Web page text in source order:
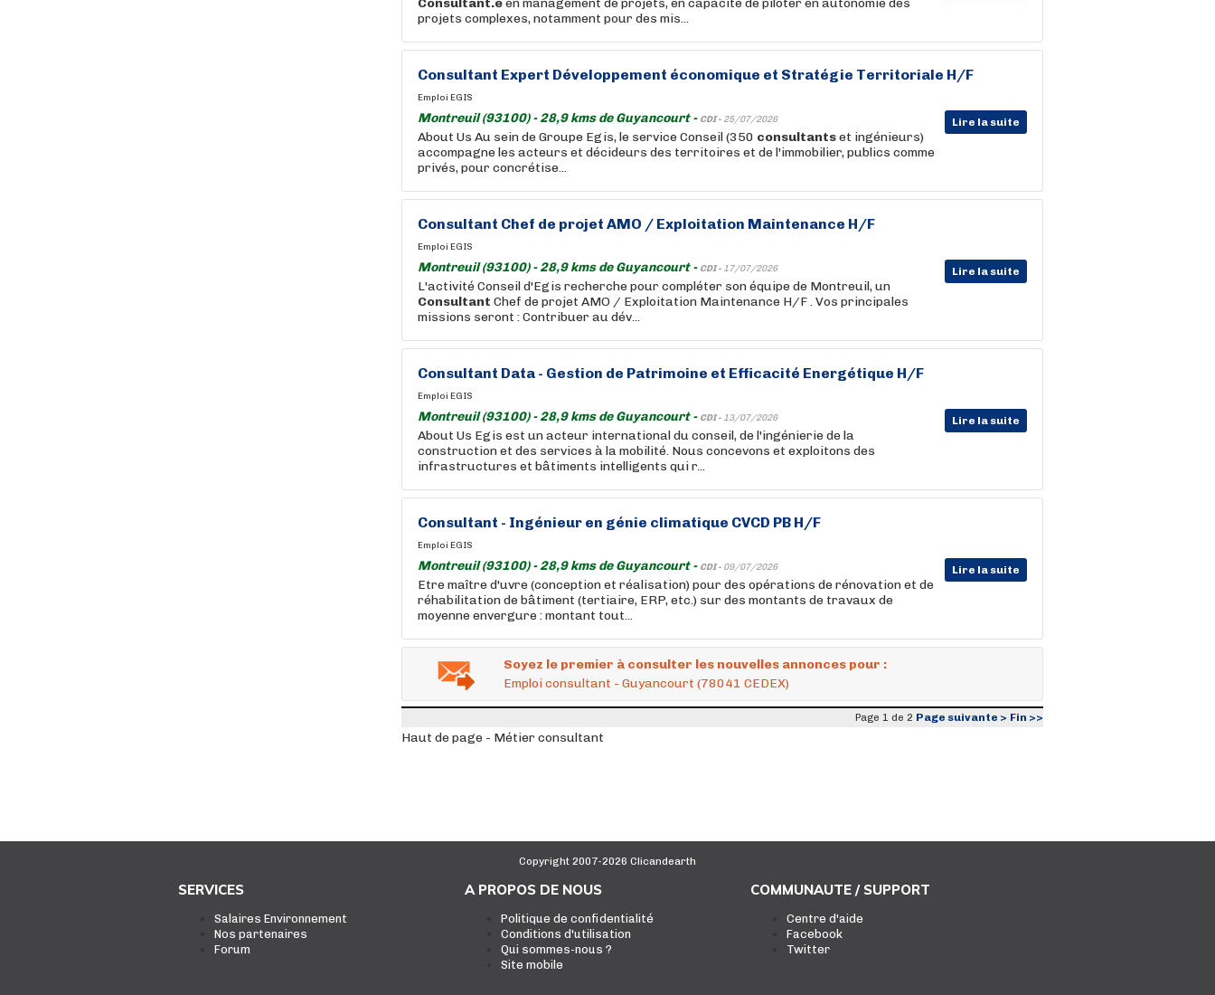
Consultant.een management de projets, en capacité de piloter en autonomie des
projets complexes, notamment pour des mis...
Consultant Expert Développement économique et Stratégie Territoriale H/F
Emploi EGIS
Montreuil (93100) - 28,9 kms de Guyancourt - CDI - 25/07/2026 Lire la suite
About Us Au sein de Groupe Egis, le service Conseil (350 consultantset ingénieurs)
accompagne les acteurs et décideurs des territoires et de l'immobilier, publics comme
privés, pour concrétise...
Consultant Chef de projet AMO / Exploitation Maintenance H/F
Emploi EGIS
Montreuil (93100) - 28,9 kms de Guyancourt - CDI - 17/07/2026 Lire la suite
L'activité Conseil d'Egis recherche pour compléter son équipe de Montreuil, un
Consultant Chef de projet AMO / Exploitation Maintenance H/F . Vos principales
missions seront : Contribuer au dév...
Consultant Data - Gestion de Patrimoine et Efficacité Energétique H/F
Emploi EGIS
Montreuil (93100) - 28,9 kms de Guyancourt - CDI - 13/07/2026 Lire la suite
About Us Egis est un acteur international du conseil, de l'ingénierie de la
construction et des services à la mobilité. Nous concevons et exploitons des
infrastructures et bâtiments intelligents qui r...
Consultant - Ingénieur en génie climatique CVCD PB H/F
Emploi EGIS
Montreuil (93100) - 28,9 kms de Guyancourt - CDI - 09/07/2026 Lire la suite
Etre maître d'uvre (conception et réalisation) pour des opérations de rénovation et de
réhabilitation de bâtiment (tertiaire, ERP, etc.) sur des montants de travaux de
moyenne envergure : montant tout...
Soyez le premier à consulter les nouvelles annonces pour :
Emploi consultant - Guyancourt (78041 CEDEX)
Page 1 de 2 Page suivante > Fin >>
Haut de page - Métier consultant
Copyright 2007-2026 Clicandearth
SERVICES
Salaires Environnement
Nos partenaires
Forum
A PROPOS DE NOUS
Politique de confidentialité
Conditions d'utilisation
Qui sommes-nous ?
Site mobile
COMMUNAUTE / SUPPORT
Centre d'aide
Facebook
Twitter